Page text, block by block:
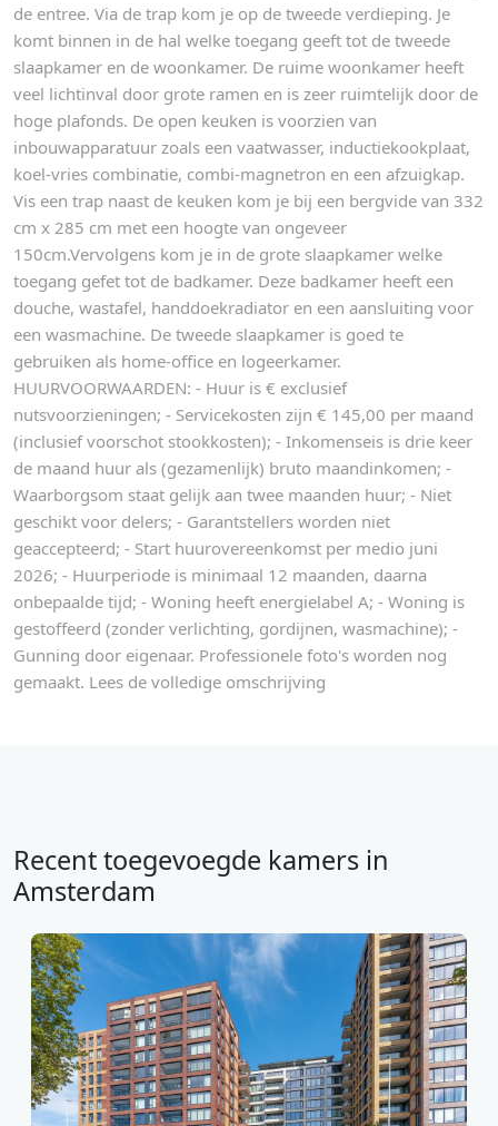
de entree. Via de trap kom je op de tweede verdieping. Je
komt binnen in de hal welke toegang geeft tot de tweede
slaapkamer en de woonkamer. De ruime woonkamer heeft
veel lichtinval door grote ramen en is zeer ruimtelijk door de
hoge plafonds. De open keuken is voorzien van
inbouwapparatuur zoals een vaatwasser, inductiekookplaat,
koel-vries combinatie, combi-magnetron en een afzuigkap.
Vis een trap naast de keuken kom je bij een bergvide van 332
cm x 285 cm met een hoogte van ongeveer
150cm.Vervolgens kom je in de grote slaapkamer welke
toegang gefet tot de badkamer. Deze badkamer heeft een
douche, wastafel, handdoekradiator en een aansluiting voor
een wasmachine. De tweede slaapkamer is goed te
gebruiken als home-office en logeerkamer.
HUURVOORWAARDEN: - Huur is € exclusief
nutsvoorzieningen; - Servicekosten zijn € 145,00 per maand
(inclusief voorschot stookkosten); - Inkomenseis is drie keer
de maand huur als (gezamenlijk) bruto maandinkomen; -
Waarborgsom staat gelijk aan twee maanden huur; - Niet
geschikt voor delers; - Garantstellers worden niet
geaccepteerd; - Start huurovereenkomst per medio juni
2026; - Huurperiode is minimaal 12 maanden, daarna
onbepaalde tijd; - Woning heeft energielabel A; - Woning is
gestoffeerd (zonder verlichting, gordijnen, wasmachine); -
Gunning door eigenaar. Professionele foto's worden nog
gemaakt. Lees de volledige omschrijving
Recent toegevoegde kamers in
Amsterdam